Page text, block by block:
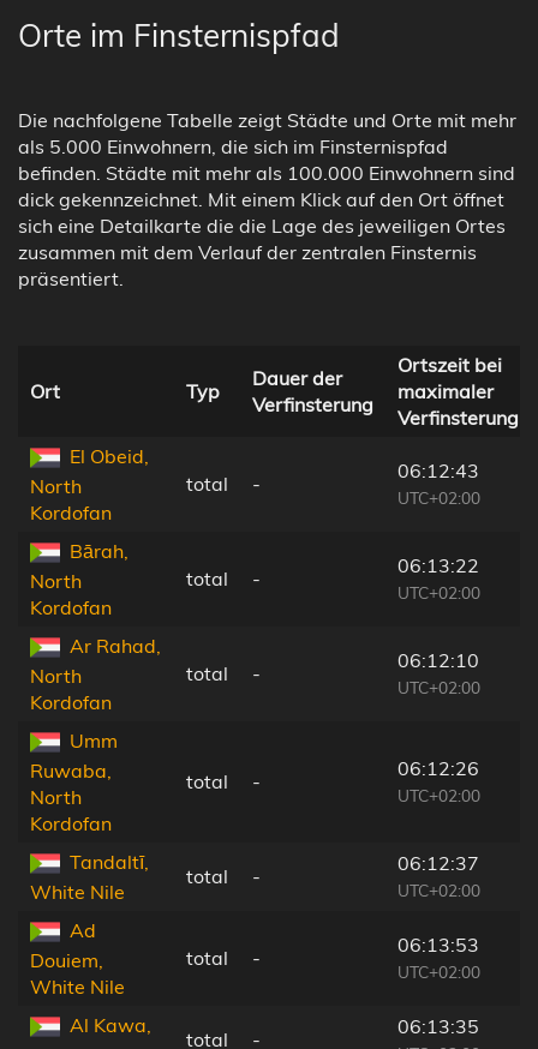
Orte im Finsternispfad
Die nachfolgene Tabelle zeigt Städte und Orte mit mehr
als 5.000 Einwohnern, die sich im Finsternispfad
befinden. Städte mit mehr als 100.000 Einwohnern sind
dick gekennzeichnet. Mit einem Klick auf den Ort öffnet
sich eine Detailkarte die die Lage des jeweiligen Ortes
zusammen mit dem Verlauf der zentralen Finsternis
präsentiert.
Ort Typ
Dauer der
Verfinsterung
Ortszeit bei
maximaler
Verfinsterung
El Obeid,
North
Kordofan
total -
06:12:43
UTC+02:00
Bārah,
North
Kordofan
total -
06:13:22
UTC+02:00
Ar Rahad,
North
Kordofan
total -
06:12:10
UTC+02:00
Umm
Ruwaba,
North
Kordofan
total -
06:12:26
UTC+02:00
Tandaltī,
White Nile
total -
06:12:37
UTC+02:00
Ad
Douiem,
White Nile
total -
06:13:53
UTC+02:00
Al Kawa,
total -
06:13:35